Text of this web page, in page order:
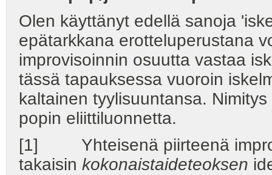
Olen käyttänyt edellä sanoja
epätarkkana erotteluperustana
improvisoinnin osuutta vastaa
tässä tapauksessa vuoroin
kaltainen tyylisuuntansa.
popin eliittiluonnetta.
[1] Yhteisenä piirteenä
takaisin kokonaistaideteoksen